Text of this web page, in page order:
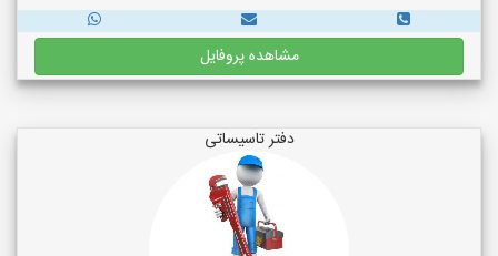
مشاهده پروفایل
دفتر تاسیساتی